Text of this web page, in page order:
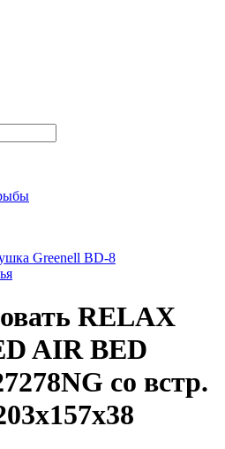
Greenell BD-8
RELAX
AIR BED
со встр.